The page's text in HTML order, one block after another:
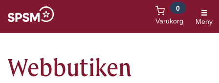
Varukorg
0
Meny
Webbutiken